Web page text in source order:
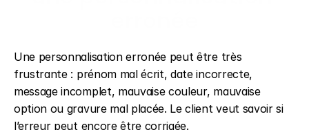
Une personnalisation erronée peut être très
frustrante : prénom mal écrit, date incorrecte,
message incomplet, mauvaise couleur, mauvaise
option ou gravure mal placée. Le client veut savoir si
l’erreur peut encore être corrigée.